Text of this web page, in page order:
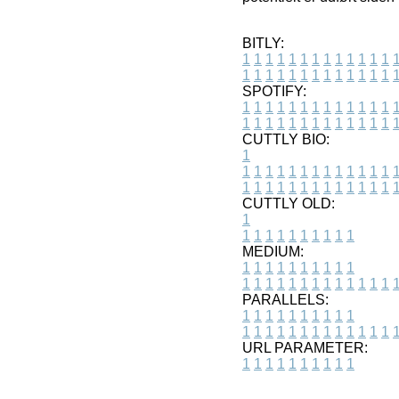
BITLY:
1 1 1 1 1 1 1 1 1 1 1 1 1 1
1 1 1 1 1 1 1 1 1 1 1 1 1 1
SPOTIFY:
1 1 1 1 1 1 1 1 1 1 1 1 1 1
1 1 1 1 1 1 1 1 1 1 1 1 1 1
CUTTLY BIO:
1
1 1 1 1 1 1 1 1 1 1 1 1 1 1
1 1 1 1 1 1 1 1 1 1 1 1 1 1
CUTTLY OLD:
1
1 1 1 1 1 1 1 1 1 1
MEDIUM:
1 1 1 1 1 1 1 1 1 1
1 1 1 1 1 1 1 1 1 1 1 1 1 1
PARALLELS:
1 1 1 1 1 1 1 1 1 1
1 1 1 1 1 1 1 1 1 1 1 1 1 1
URL PARAMETER:
1 1 1 1 1 1 1 1 1 1